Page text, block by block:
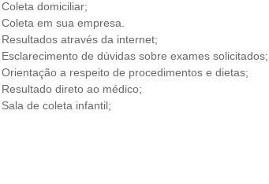
Coleta domiciliar;
Coleta em sua empresa.
Resultados através da internet;
Esclarecimento de dúvidas sobre exames solicitados;
Orientação a respeito de procedimentos e dietas;
Resultado direto ao médico;
Sala de coleta infantil;